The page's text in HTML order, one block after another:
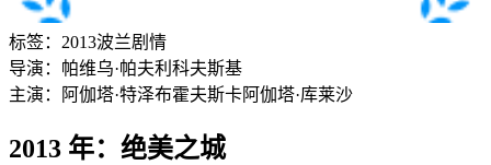
标签： 2013波兰剧情
导演： 帕维乌·帕夫利科夫斯基
主演：
阿伽塔·特泽布霍夫斯卡阿伽塔·库莱沙
2013 年：绝美之城